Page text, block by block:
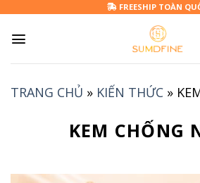
content
FREESHIP TOÀN
TRANG CHỦ » KIẾN THỨC »
KEM CHỐNG